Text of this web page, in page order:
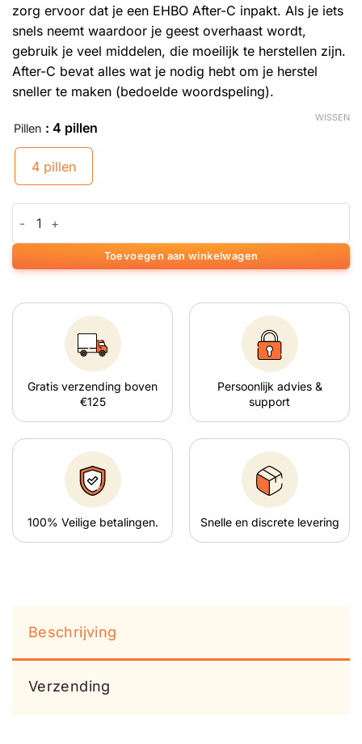
zorg ervoor dat je een EHBO After-C inpakt. Als je iets
snels neemt waardoor je geest overhaast wordt,
gebruik je veel middelen, die moeilijk te herstellen zijn.
After-C bevat alles wat je nodig hebt om je herstel
sneller te maken (bedoelde woordspeling).
Pillen : 4 pillen
4 pillen
WISSEN
Toevoegen aan winkelwagen
Gratis verzending boven
€125
Persoonlijk advies &
support
100% Veilige betalingen. Snelle en discrete levering
Beschrijving
Verzending